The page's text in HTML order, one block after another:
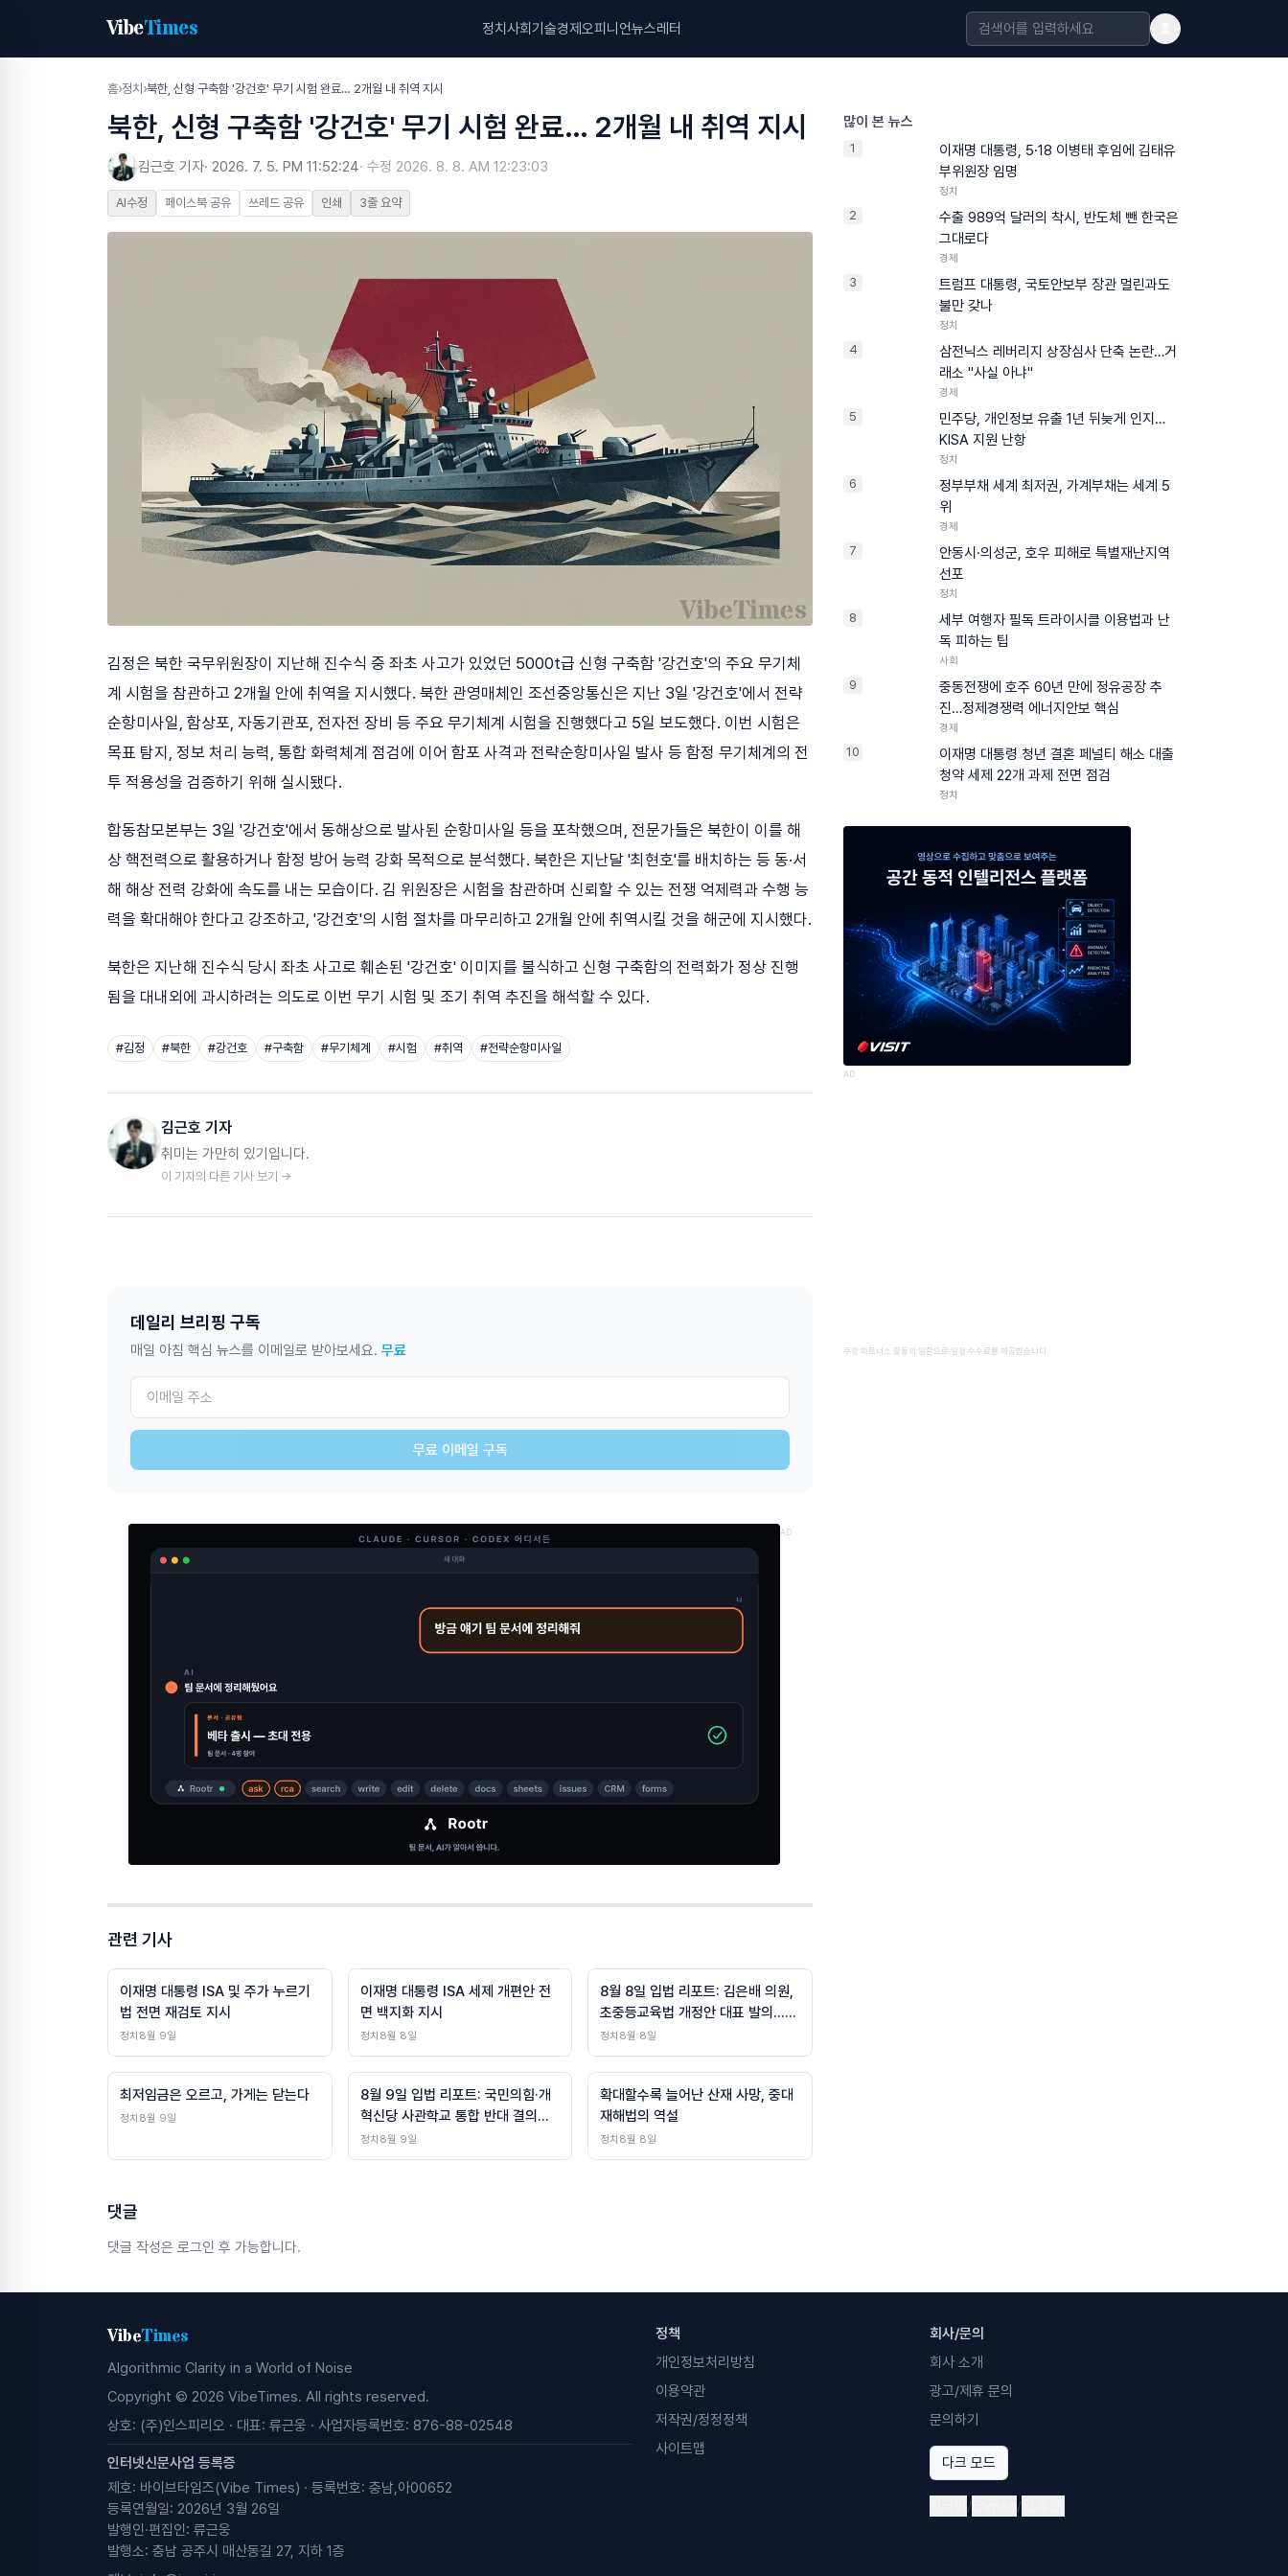
VibeTimes 정치사회기술경제오피니언뉴스레터
홈›정치 ›북한, 신형 구축함 '강건호' 무기 시험 완료… 2개월 내 취역 지시
북한, 신형 구축함 '강건호' 무기 시험 완료… 2개월 내 취역 지시
김근호 기자· 2026. 7. 5. PM 11:52:24· 수정 2026. 8. 8. AM 12:23:03
AI수정 페이스북 공유 쓰레드 공유 인쇄 3줄 요약
김정은 북한 국무위원장이 지난해 진수식 중 좌초 사고가 있었던 5000t급 신형 구축함 '강건호'의 주요 무기체
계 시험을 참관하고 2개월 안에 취역을 지시했다. 북한 관영매체인 조선중앙통신은 지난 3일 '강건호'에서 전략
순항미사일, 함상포, 자동기관포, 전자전 장비 등 주요 무기체계 시험을 진행했다고 5일 보도했다. 이번 시험은
목표 탐지, 정보 처리 능력, 통합 화력체계 점검에 이어 함포 사격과 전략순항미사일 발사 등 함정 무기체계의 전
투 적용성을 검증하기 위해 실시됐다.
합동참모본부는 3일 '강건호'에서 동해상으로 발사된 순항미사일 등을 포착했으며, 전문가들은 북한이 이를 해
상 핵전력으로 활용하거나 함정 방어 능력 강화 목적으로 분석했다. 북한은 지난달 '최현호'를 배치하는 등 동·서
해 해상 전력 강화에 속도를 내는 모습이다. 김 위원장은 시험을 참관하며 신뢰할 수 있는 전쟁 억제력과 수행 능
력을 확대해야 한다고 강조하고, '강건호'의 시험 절차를 마무리하고 2개월 안에 취역시킬 것을 해군에 지시했다.
북한은 지난해 진수식 당시 좌초 사고로 훼손된 '강건호' 이미지를 불식하고 신형 구축함의 전력화가 정상 진행
됨을 대내외에 과시하려는 의도로 이번 무기 시험 및 조기 취역 추진을 해석할 수 있다.
#김정 #북한 #강건호 #구축함 #무기체계 #시험 #취역 #전략순항미사일
김근호 기자
취미는 가만히 있기입니다.
이 기자의 다른 기사 보기 →
데일리 브리핑 구독
매일 아침 핵심 뉴스를 이메일로 받아보세요. 무료
무료 이메일 구독
AD
관련 기사
이재명 대통령 ISA 및 주가 누르기
법 전면 재검토 지시
정치 8월 9일
이재명 대통령 ISA 세제 개편안 전
면 백지화 지시
정치 8월 8일
8월 8일 입법 리포트: 김은배 의원,
초중등교육법 개정안 대표 발의…교
육부 예산 깐깐히 검토
정치 8월 8일
최저임금은 오르고, 가게는 닫는다
정치 8월 9일
8월 9일 입법 리포트: 국민의힘·개
혁신당 사관학교 통합 반대 결의안
발의 및 조국혁신당 사립학교법 개
정 추진
정치 8월 9일
확대할수록 늘어난 산재 사망, 중대
재해법의 역설
정치 8월 8일
댓글
댓글 작성은 로그인 후 가능합니다.
많이 본 뉴스
1
이재명 대통령, 5·18 이병태 후임에 김태유
부위원장 임명
정치
2
수출 989억 달러의 착시, 반도체 뺀 한국은
그대로다
경제
3
트럼프 대통령, 국토안보부 장관 멀린과도
불만 갖나
정치
4
삼전닉스 레버리지 상장심사 단축 논란…거
래소 "사실 아냐"
경제
5
민주당, 개인정보 유출 1년 뒤늦게 인지…
KISA 지원 난항
정치
6
정부부채 세계 최저권, 가계부채는 세계 5
위
경제
7
안동시·의성군, 호우 피해로 특별재난지역
선포
정치
8
세부 여행자 필독 트라이시클 이용법과 난
독 피하는 팁
사회
9
중동전쟁에 호주 60년 만에 정유공장 추
진…정제경쟁력 에너지안보 핵심
경제
10
이재명 대통령 청년 결혼 페널티 해소 대출
청약 세제 22개 과제 전면 점검
정치
AD
쿠팡 파트너스 활동의 일환으로 일정 수수료를 제공받습니다
VibeTimes
Algorithmic Clarity in a World of Noise
Copyright © 2026 VibeTimes. All rights reserved.
상호: (주)인스피리오 · 대표: 류근웅 · 사업자등록번호: 876-88-02548
인터넷신문사업 등록증
제호: 바이브타임즈(Vibe Times) · 등록번호: 충남,아00652
등록연월일: 2026년 3월 26일
발행인·편집인: 류근웅
발행소: 충남 공주시 매산동길 27, 지하 1층
정책
개인정보처리방침
이용약관
저작권/정정정책
사이트맵
회사/문의
회사 소개
광고/제휴 문의
문의하기
다크 모드
/ /